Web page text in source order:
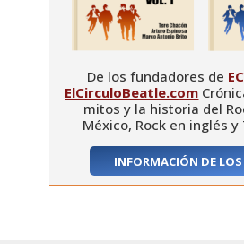
De los fundadores de
ElCirculoBeatle.com
mitos y la historia del
México, Rock en inglés y
INFORMACIÓN DE